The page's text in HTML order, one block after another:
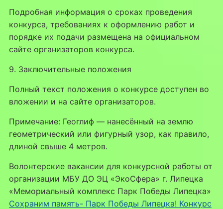
Подробная информация о сроках проведения
конкурса, требованиях к оформлению работ и
порядке их подачи размещена на официальном
сайте организаторов конкурса.
9. Заключительные положения
Полный текст положения о конкурсе доступен во
вложении и на сайте организаторов.
Примечание: Геоглиф — нанесённый на землю
геометрический или фигурный узор, как правило,
длиной свыше 4 метров.
Волонтерские вакансии для конкурсной работы от
организации МБУ ДО ЭЦ «ЭкоСфера» г. Липецка
«Мемориальный комплекс Парк Победы Липецка»
Сохраним память- Парк Победы Липецка! Конкурс